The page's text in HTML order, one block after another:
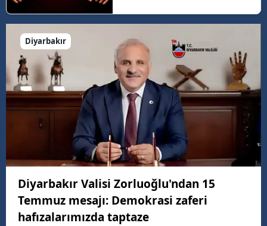
Diyarbakır
Diyarbakır Valisi Zorluoğlu'ndan 15
Temmuz mesajı: Demokrasi zaferi
hafızalarımızda taptaze